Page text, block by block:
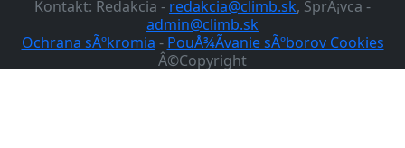
Kontakt: Redakcia - redakcia@climb.sk, SprÃ¡vca -
admin@climb.sk
Ochrana sÃºkromia - PouÅ¾Ã­vanie sÃºborov Cookies
Â©Copyright